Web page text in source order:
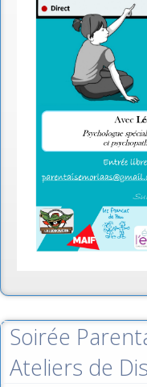
Soirée
Ateliers de